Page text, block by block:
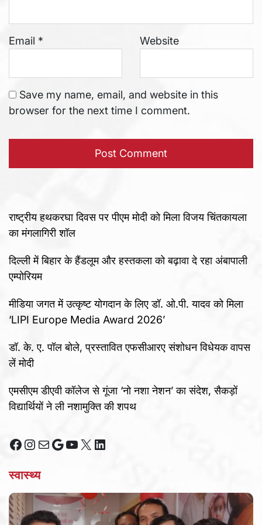
Email * Website
Save my name, email, and website in this
browser for the next time I comment.
राष्ट्रीय हथकरघा दिवस पर पीएम मोदी को मिला विजय चिंतकायला
का मंगलागिरी शॉल
दिल्ली में बिहार के हैंडलूम और हस्तकला को बढ़ावा दे रहा अंबापाली
एम्पोरियम
मीडिया जगत में उत्कृष्ट योगदान के लिए डॉ. ओ.पी. यादव को मिला
‘LIPI Europe Media Award 2026’
डॉ. के. ए. पॉल बोले, प्रस्तावित एफसीआरए संशोधन विधेयक वापस
लें मोदी
एमसीएम डीएवी कॉलेज से गूंजा ‘नो नशा नेशन’ का संदेश, सैकड़ों
विद्यार्थियों ने ली नशामुक्ति की शपथ
Facebook
Instagram
MailGoogle
YouTube
X LinkedIn
स्वास्थ्य